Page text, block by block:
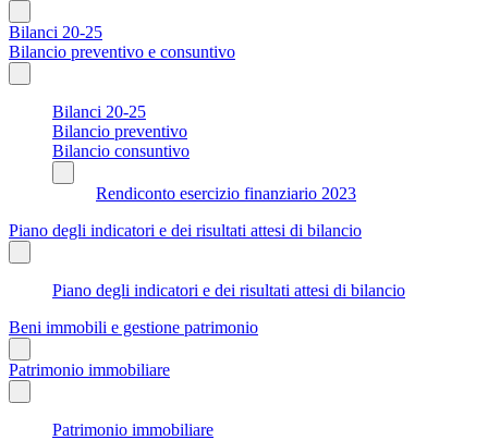
Bilanci 20-25
Bilancio preventivo e consuntivo
Bilanci 20-25
Bilancio preventivo
Bilancio consuntivo
Rendiconto esercizio finanziario 2023
Piano degli indicatori e dei risultati attesi di bilancio
Piano degli indicatori e dei risultati attesi di bilancio
Beni immobili e gestione patrimonio
Patrimonio immobiliare
Patrimonio immobiliare